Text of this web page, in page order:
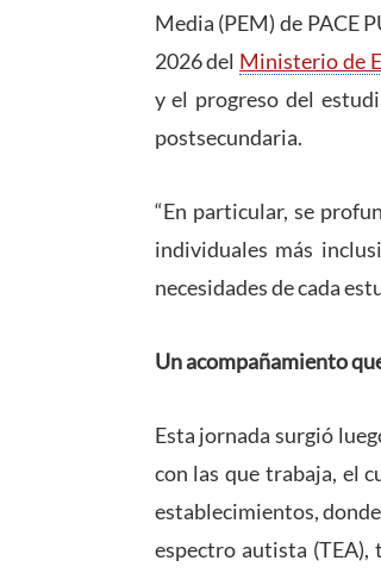
Media (PEM) de PACE
2026 del Ministerio de
y el progreso del
postsecundaria.
“En particular, se
individuales más
necesidades de cada
Un acompañamiento
Esta jornada surgió
con las que trabaja, el
establecimientos,
espectro autista